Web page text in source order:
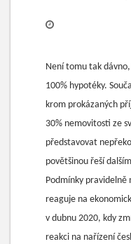
Není tomu tak
100% hypotéky.
krom prokázaných
30% nemovitosti ze
představovat
povětšinou řeší
Podmínky pravidelně
reaguje na
v dubnu 2020, kdy
reakci na nařízení